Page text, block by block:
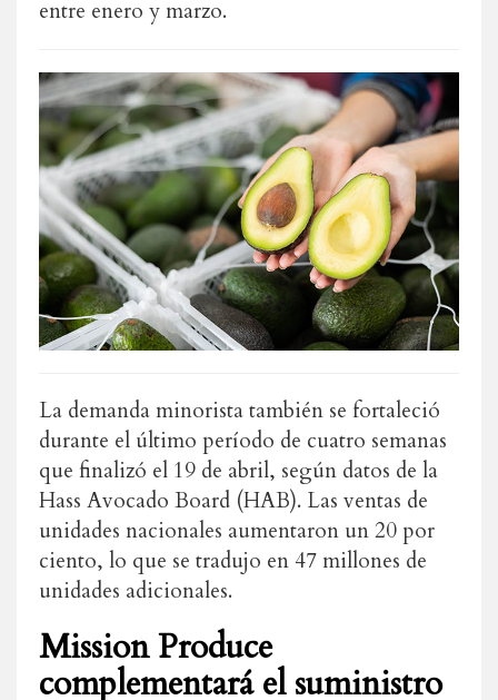
entre enero y marzo.
La demanda minorista también se fortaleció
durante el último período de cuatro semanas
que finalizó el 19 de abril, según datos de la
Hass Avocado Board (HAB). Las ventas de
unidades nacionales aumentaron un 20 por
ciento, lo que se tradujo en 47 millones de
unidades adicionales.
Mission Produce
complementará el suministro